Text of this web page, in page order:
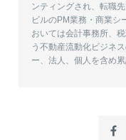
ンティングされ、転職
ビルのPM業務・商業シ
おいては会計事務所、
う不動産流動化ビジネ
ー、法人、個人を含め